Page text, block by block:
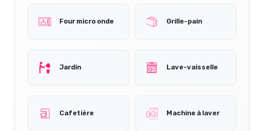
Four micro onde Grille-pain
Jardin Lave-vaisselle
Cafetière Machine à laver